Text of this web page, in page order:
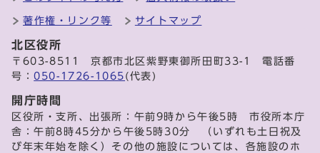
著作権・リンク等 サイトマップ
北区役所
〒603-8511 京都市北区紫野東御所田町33-1 電話番
号：050-1726-1065 (代表)
開庁時間
区役所・支所、出張所：午前9時から午後5時 市役所本庁
舎：午前8時45分から午後5時30分 （いずれも土日祝及
び年末年始を除く）その他の施設については、各施設のホ